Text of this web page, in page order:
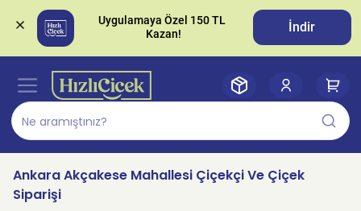
Uygulamaya Özel 150 TL
İndir
Ankara Akçakese Mahallesi Çiçekçi Ve Çiçek
Siparişi